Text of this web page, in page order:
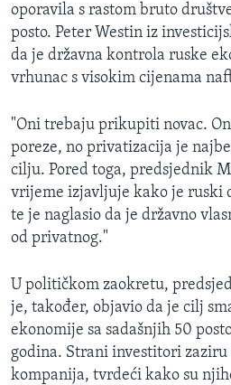
oporavila s rastom bruto
posto. Peter Westin iz
da je državna kontrola ruske
vrhunac s visokim cijenama
"Oni trebaju prikupiti novac.
poreze, no privatizacija je
cilju. Pored toga, predsjednik
vrijeme izjavljuje kako je ruski
te je naglasio da je državno
od privatnog."
U političkom zaokretu,
je, također, objavio da je cilj
ekonomije sa sadašnjih 50
godina. Strani investitori
kompanija, tvrdeći kako su